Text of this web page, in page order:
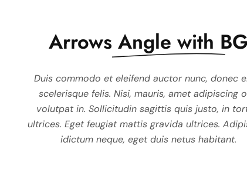
Arrows Angle with BG
Duis commodo et eleifend auctor nunc, donec
scelerisque felis. Nisi, mauris, amet adipiscing
volutpat in. Sollicitudin sagittis quis justo, in
ultrices. Eget feugiat mattis gravida ultrices.
idictum neque, eget duis netus habitant.
Duis commodo et
scelerisque felis. Nisi,
volutpat in. Sollicitudin
ultrices. Eget feugiat
idictum neque,